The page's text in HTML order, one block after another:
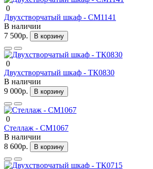
0
Двухстворчатый шкаф - СМ1141
В наличии
7 500р.
В корзину
0
Двухстворчатый шкаф - ТК0830
В наличии
9 000р.
В корзину
0
Стеллаж - СМ1067
В наличии
8 600р.
В корзину